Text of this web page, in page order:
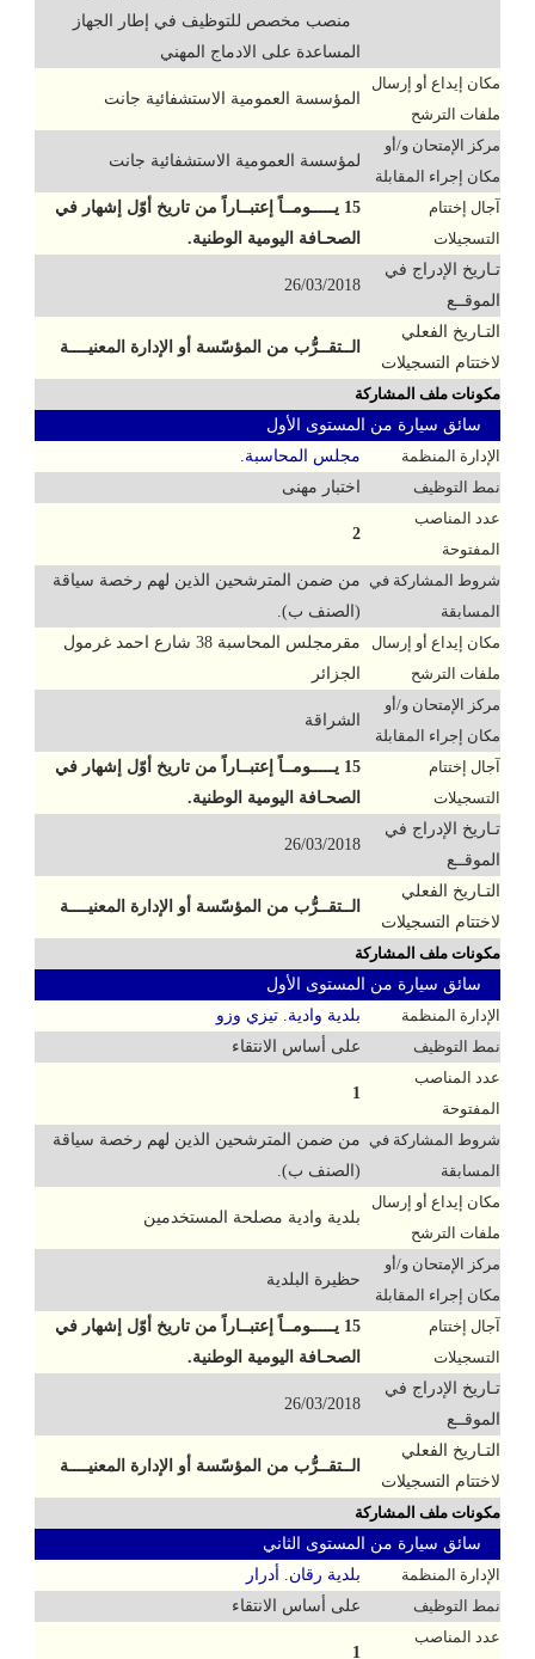
منصب مخصص للتوظيف في إطار الجهاز
المساعدة على الادماج المهني
مكان إيداع أو إرسال
ملفات الترشح
المؤسسة العمومية الاستشفائية جانت
مركز الإمتحان و/أو
مكان إجراء المقابلة
لمؤسسة العمومية الاستشفائية جانت
آجال إختتام
التسجيلات
15 يـــــومــاً إعتبــاراً من تاريخ أوّل إشهار في
الصحـافة اليومية الوطنية.
تـاريخ الإدراج في
الموقــع
26/03/2018
التـاريخ الفعلي
لاختتام التسجيلات
الــتقــرُّب من المؤسّسة أو الإدارة المعنيــــة
مكونات ملف المشاركة
سائق سيارة من المستوى الأول
الإدارة المنظمة
مجلس المحاسبة.
نمط التوظيف
اختبار مهنى
عدد المناصب
المفتوحة
2
شروط المشاركة في
المسابقة
من ضمن المترشحين الذين لهم رخصة سياقة
(الصنف ب).
مكان إيداع أو إرسال
ملفات الترشح
مقرمجلس المحاسبة 38 شارع احمد غرمول
الجزائر
مركز الإمتحان و/أو
مكان إجراء المقابلة
الشراقة
آجال إختتام
التسجيلات
15 يـــــومــاً إعتبــاراً من تاريخ أوّل إشهار في
الصحـافة اليومية الوطنية.
تـاريخ الإدراج في
الموقــع
26/03/2018
التـاريخ الفعلي
لاختتام التسجيلات
الــتقــرُّب من المؤسّسة أو الإدارة المعنيــــة
مكونات ملف المشاركة
سائق سيارة من المستوى الأول
الإدارة المنظمة
بلدية وادية. تيزي وزو
نمط التوظيف
على أساس الانتقاء
عدد المناصب
المفتوحة
1
شروط المشاركة في
المسابقة
من ضمن المترشحين الذين لهم رخصة سياقة
(الصنف ب).
مكان إيداع أو إرسال
ملفات الترشح
بلدية وادية مصلحة المستخدمين
مركز الإمتحان و/أو
مكان إجراء المقابلة
حظيرة البلدية
آجال إختتام
التسجيلات
15 يـــــومــاً إعتبــاراً من تاريخ أوّل إشهار في
الصحـافة اليومية الوطنية.
تـاريخ الإدراج في
الموقــع
26/03/2018
التـاريخ الفعلي
لاختتام التسجيلات
الــتقــرُّب من المؤسّسة أو الإدارة المعنيــــة
مكونات ملف المشاركة
سائق سيارة من المستوى الثاني
الإدارة المنظمة
بلدية رقان. أدرار
نمط التوظيف
على أساس الانتقاء
عدد المناصب
1